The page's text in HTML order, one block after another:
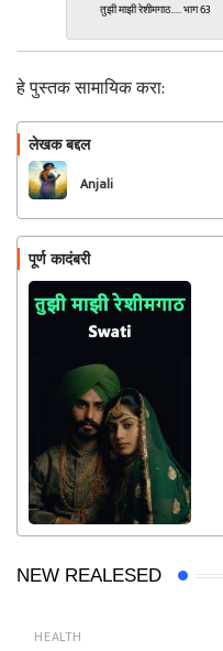
तुझी माझी रेशीमगाठ..... भाग 63
हे पुस्तक सामायिक करा:
लेखक बद्दल
Anjali
पूर्ण कादंबरी
NEW REALESED
HEALTH